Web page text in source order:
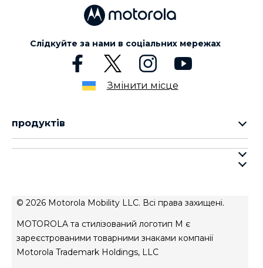
Слідкуйте за нами в соціальних мережах
Змінити місце
продуктів
cерія motorola razr
умови продажу
© 2026 Motorola Mobility LLC. Всі права захищені.
MOTOROLA та стилізований логотип M є
зареєстрованими товарними знаками компанії
Motorola Trademark Holdings, LLC